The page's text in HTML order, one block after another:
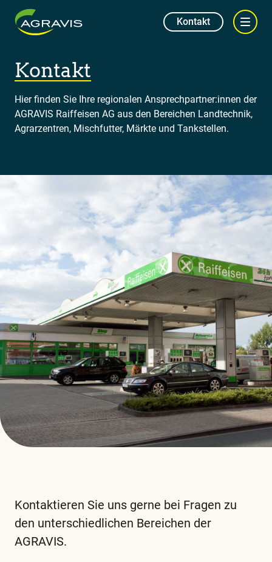
Kontakt
Kontakt
Hier finden Sie Ihre regionalen Ansprechpartner:innen der
AGRAVIS Raiffeisen AG aus den Bereichen Landtechnik,
Agrarzentren, Mischfutter, Märkte und Tankstellen.
Kontaktieren Sie uns gerne bei Fragen zu
den unterschiedlichen Bereichen der
AGRAVIS.